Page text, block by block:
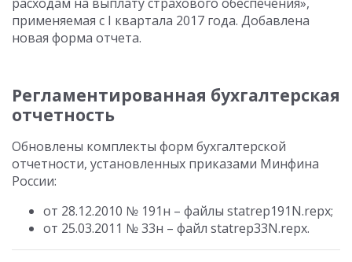
применяемая с I квартала 2017 года. Добавлена
новая форма отчета.
Регламентированная бухгалтерская
отчетность
Обновлены комплекты форм бухгалтерской
отчетности, установленных приказами Минфина
России:
от 28.12.2010 № 191н – файлы statrep191N.repx;
от 25.03.2011 № 33н – файл statrep33N.repx.